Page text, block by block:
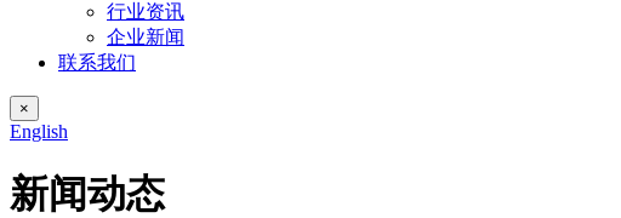
行业资讯
企业新闻
联系我们
×
English
新闻动态